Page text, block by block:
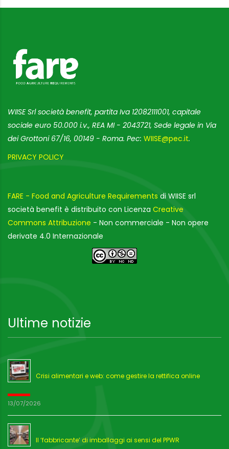
WIISE Srl società benefit, partita Iva 12082111001, capitale
sociale euro 50.000 i.v., REA MI - 2043721, Sede legale in Via
dei Grottoni 67/16, 00149 - Roma. Pec: WIISE@pec.it.
PRIVACY POLICY
FARE - Food and Agriculture Requirements di WIISE srl
società benefit è distribuito con Licenza Creative
Commons Attribuzione - Non commerciale - Non opere
derivate 4.0 Internazionale
Ultime notizie
Crisi alimentari e web: come gestire la rettifica online
13/07/2026
Il ‘fabbricante’ di imballaggi ai sensi del PPWR